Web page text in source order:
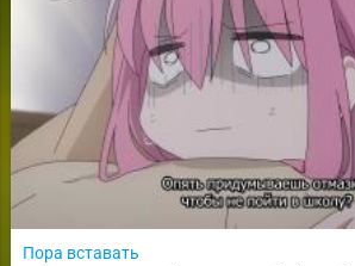
Пора вставать